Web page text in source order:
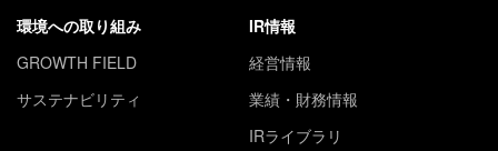
環境への取り組み
GROWTH FIELD
サステナビリティ
IR情報
経営情報
業績・財務情報
IRライブラリ